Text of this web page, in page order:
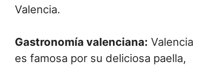
Valencia.
Gastronomía valenciana: Valencia
es famosa por su deliciosa paella,